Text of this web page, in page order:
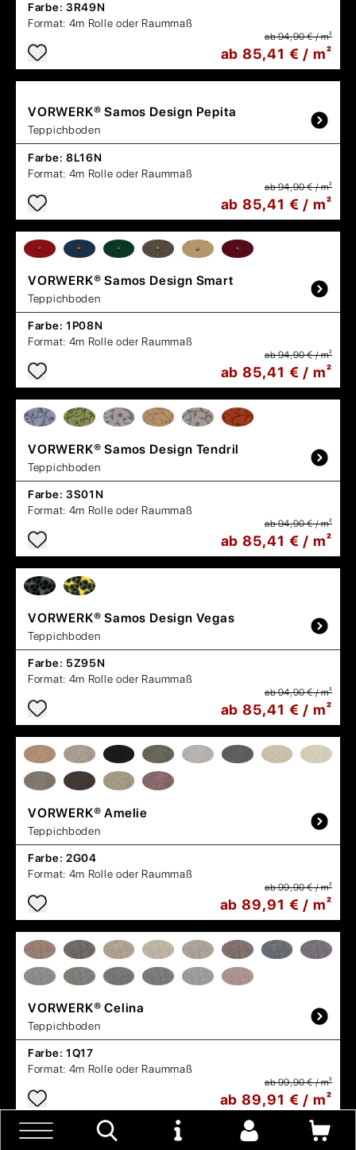
Farbe: 3R49N
Format: 4m Rolle oder Raummaß
ab 94,90 € / m²
ab 85,41 € / m²
VORWERK® Samos Design Pepita
Teppichboden
Farbe: 8L16N
Format: 4m Rolle oder Raummaß
ab 94,90 € / m²
ab 85,41 € / m²
VORWERK® Samos Design Smart
Teppichboden
Farbe: 1P08N
Format: 4m Rolle oder Raummaß
ab 94,90 € / m²
ab 85,41 € / m²
VORWERK® Samos Design Tendril
Teppichboden
Farbe: 3S01N
Format: 4m Rolle oder Raummaß
ab 94,90 € / m²
ab 85,41 € / m²
VORWERK® Samos Design Vegas
Teppichboden
Farbe: 5Z95N
Format: 4m Rolle oder Raummaß
ab 94,90 € / m²
ab 85,41 € / m²
VORWERK® Amelie
Teppichboden
Farbe: 2G04
Format: 4m Rolle oder Raummaß
ab 99,90 € / m²
ab 89,91 € / m²
VORWERK® Celina
Teppichboden
Farbe: 1Q17
Format: 4m Rolle oder Raummaß
ab 99,90 € / m²
ab 89,91 € / m²